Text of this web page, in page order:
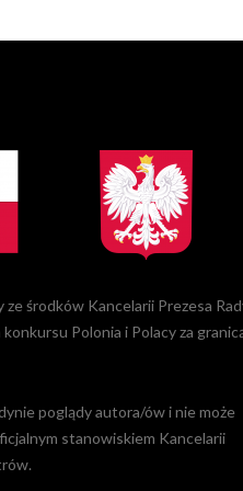
środków Kancelarii Prezesa
Polonia i Polacy za
poglądy autora/ów i nie może
stanowiskiem Kancelarii